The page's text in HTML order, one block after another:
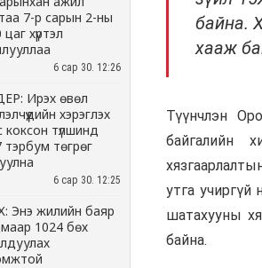
7-р сарын 2-ны
хүртэл
6 сар 30. 12:26
Ирэх өвөл
хэрэглэх
коксон түлшинд
тэрбум төгрөг
6 сар 30. 12:25
Энэ жилийн баяр
1024 бөх